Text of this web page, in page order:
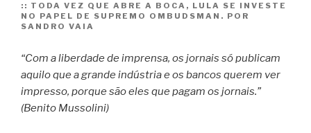
:: TODA VEZ QUE ABRE A BOCA, LULA SE INVESTE
NO PAPEL DE SUPREMO OMBUDSMAN. POR
SANDRO VAIA
“Com a liberdade de imprensa, os jornais só publicam
aquilo que a grande indústria e os bancos querem ver
impresso, porque são eles que pagam os jornais.”
(Benito Mussolini)